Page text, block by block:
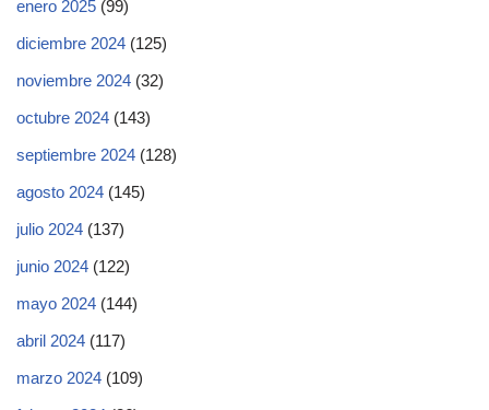
enero 2025 (99)
diciembre 2024 (125)
noviembre 2024 (32)
octubre 2024 (143)
septiembre 2024 (128)
agosto 2024 (145)
julio 2024 (137)
junio 2024 (122)
mayo 2024 (144)
abril 2024 (117)
marzo 2024 (109)